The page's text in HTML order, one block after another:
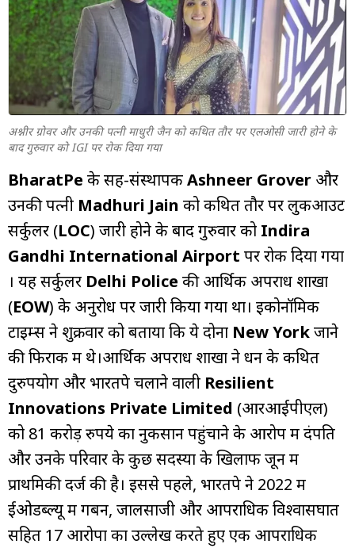
वीडियो
म्यूचुअल
फंड
अश्नीर ग्रोवर और उनकी पत्नी माधुरी जैन को कथित तौर पर एलओसी जारी होने के
बाद गुरुवार को IGI पर रोक दिया गया
BharatPe के सह-संस्थापकAshneer Grover और
उनकी पत्नी Madhuri Jain को कथित तौर पर लुकआउट
सर्कुलर (LOC) जारी होने के बाद गुरुवार को Indira
Gandhi International Airport पर रोक दिया गया
। यह सर्कुलर Delhi Police की आर्थिक अपराध शाखा
(EOW) के अनुरोध पर जारी किया गया था। इकोनॉमिक
टाइम्स ने शुक्रवार को बताया कि ये दोनों New Yorkजाने
की फिराक में थे।आर्थिक अपराध शाखा ने धन के कथित
दुरुपयोग और भारतपे चलाने वाली Resilient
Innovations Private Limited (आरआईपीएल)
को 81 करोड़ रुपये का नुकसान पहुंचाने के आरोप में दंपति
और उनके परिवार के कुछ सदस्यों के खिलाफ जून में
प्राथमिकी दर्ज की है। इससे पहले, भारतपे ने 2022 में
ईओडब्ल्यू में गबन, जालसाजी और आपराधिक विश्वासघात
सहित 17 आरोपों का उल्लेख करते हुए एक आपराधिक